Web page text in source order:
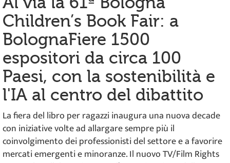
Children’s Book Fair: a
BolognaFiere 1500
espositori da circa 100
Paesi, con la sostenibilità e
l'IA al centro del dibattito
La fiera del libro per ragazzi inaugura una nuova decade
con iniziative volte ad allargare sempre più il
coinvolgimento dei professionisti del settore e a favorire
mercati emergenti e minoranze. Il nuovo TV/Film Rights